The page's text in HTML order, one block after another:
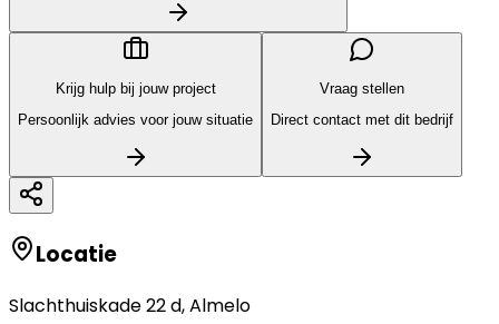
Krijg hulp bij jouw project
Persoonlijk advies voor jouw situatie
Vraag stellen
Direct contact met dit bedrijf
Locatie
Slachthuiskade 22 d,Almelo